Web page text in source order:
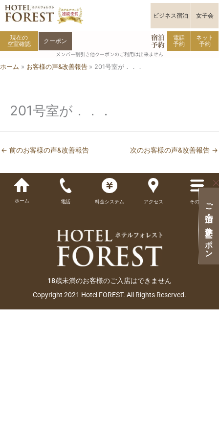
内
容
プ
ビジネス宿泊 女子会
現在の
空室確認
クーポン 宿泊
予約
電話
予約
ネット
予約
メンバー割引き他クーポンのご利用は出来ません
ホーム
お客様の声&改善報告 201号室が．．．
201号室が．．．
← 前のお客様の声&改善報告 次のお客様の声&改善報告 →
ホーム 電話 料金システム アクセス その他
18歳未満のお客様のご入店はできません
Copyright 2021 Hotel FOREST. All Rights Reserved.
ご宿泊・ご休憩クーポン